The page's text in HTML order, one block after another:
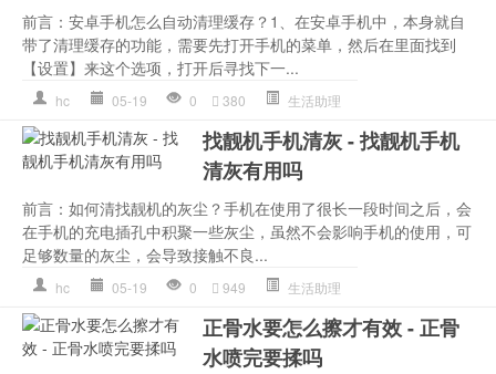
前言：安卓手机怎么自动清理缓存？1、在安卓手机中，本身就自
带了清理缓存的功能，需要先打开手机的菜单，然后在里面找到
【设置】来这个选项，打开后寻找下一...
hc 05-19 0 380 生活助理
找靓机手机清灰 - 找靓机手机
清灰有用吗
前言：如何清找靓机的灰尘？手机在使用了很长一段时间之后，会
在手机的充电插孔中积聚一些灰尘，虽然不会影响手机的使用，可
足够数量的灰尘，会导致接触不良...
hc 05-19 0 949 生活助理
正骨水要怎么擦才有效 - 正骨
水喷完要揉吗